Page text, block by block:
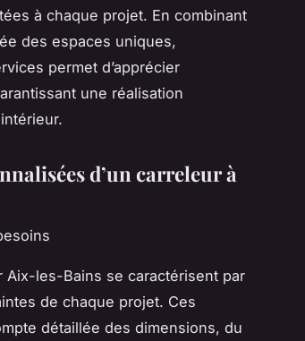
à chaque projet. En combinant
des espaces uniques,
permet d’apprécier
une réalisation
d’un carreleur à
Aix-les-Bains se caractérisent par
de chaque projet. Ces
détaillée des dimensions, du